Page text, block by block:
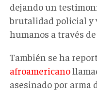
dejando un
brutalidad policial y
humanos a través
También se ha
afroamericano
asesinado por arma